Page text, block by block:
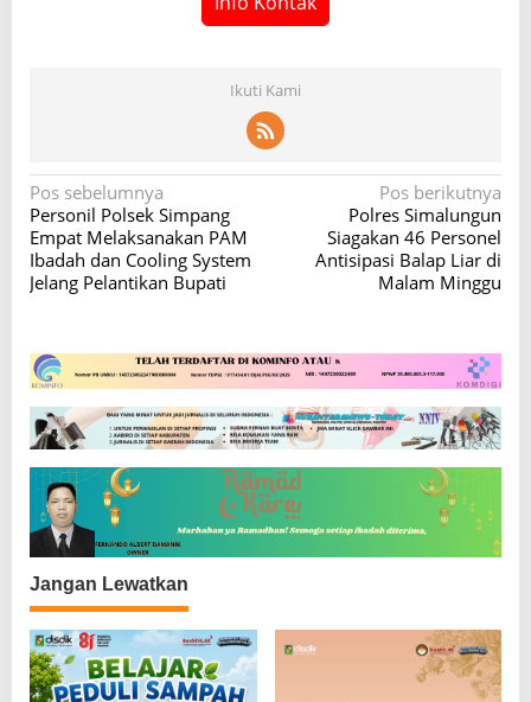
Ikuti Kami
N
a
v
i
a
s
i
p
o
s
Pos sebelumnya
Personil Polsek Simpang
Empat Melaksanakan PAM
Ibadah dan Cooling System
Jelang Pelantikan Bupati
Pos berikutnya
Polres Simalungun
Siagakan 46 Personel
Antisipasi Balap Liar di
Malam Minggu
Jangan Lewatkan